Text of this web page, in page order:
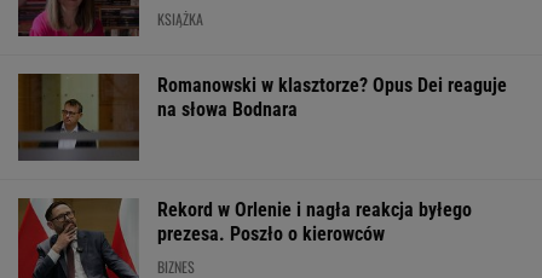
KSIĄŻKA
Romanowski w klasztorze? Opus Dei reaguje
na słowa Bodnara
Rekord w Orlenie i nagła reakcja byłego
prezesa. Poszło o kierowców
BIZNES